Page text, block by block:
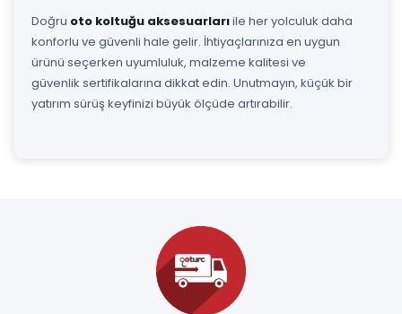
Doğru oto koltuğu aksesuarlarıile her yolculuk daha
konforlu ve güvenli hale gelir. İhtiyaçlarınıza en uygun
ürünü seçerken uyumluluk, malzeme kalitesi ve
güvenlik sertifikalarına dikkat edin. Unutmayın, küçük bir
yatırım sürüş keyfinizi büyük ölçüde artırabilir.